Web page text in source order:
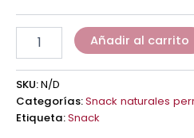
Añadir al carrito
SKU:N/D
Categorías:Snack naturales
Etiqueta:Snack